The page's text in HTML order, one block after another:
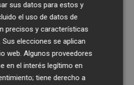
sus datos para estos y
el uso de datos de
precisos y características
Sus elecciones se aplican
web. Algunos proveedores
en el interés legítimo en
tiene derecho a